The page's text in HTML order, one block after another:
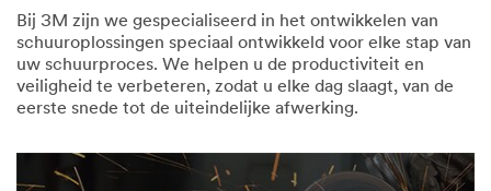
Bij 3M zijn we gespecialiseerd in het ontwikkelen van
schuuroplossingen speciaal ontwikkeld voor elke stap van
uw schuurproces. We helpen u de productiviteit en
veiligheid te verbeteren, zodat u elke dag slaagt, van de
eerste snede tot de uiteindelijke afwerking.